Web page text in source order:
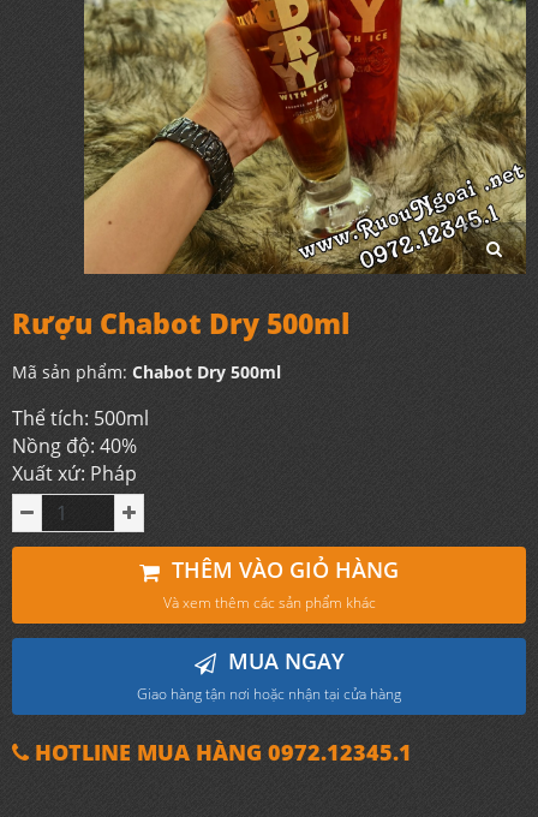
Rượu Chabot Dry 500ml
Mã sản phẩm: Chabot Dry 500ml
Thể tích: 500ml
Nồng độ: 40%
Xuất xứ: Pháp
THÊM VÀO GIỎ HÀNG
Và xem thêm các sản phẩm khác
MUA NGAY
Giao hàng tận nơi hoặc nhận tại cửa hàng
HOTLINE MUA HÀNG 0972.12345.1